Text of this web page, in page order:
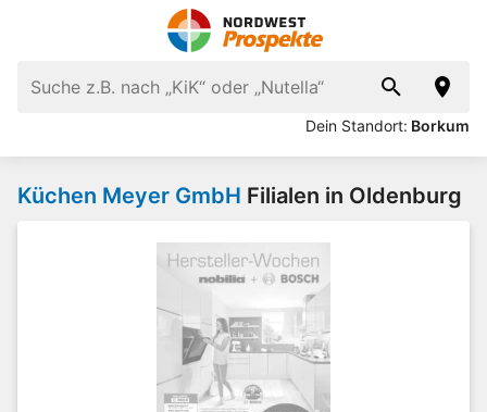
Dein Standort: Borkum
Küchen Meyer GmbH Filialen in Oldenburg